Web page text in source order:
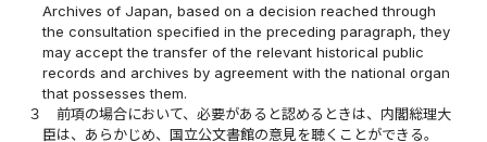
Archives of Japan, based on a decision reached through
the consultation specified in the preceding paragraph, they
may accept the transfer of the relevant historical public
records and archives by agreement with the national organ
that possesses them.
３
前項の場合において、必要があると認めるときは、内閣総理大
臣は、あらかじめ、国立公文書館の意見を聴くことができる。